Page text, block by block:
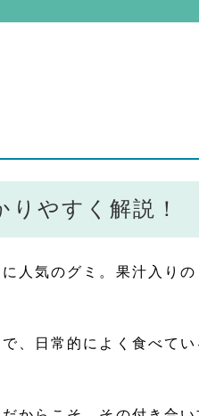
やすく解説！
人気のグミ。果汁入り
、日常的によく食べて